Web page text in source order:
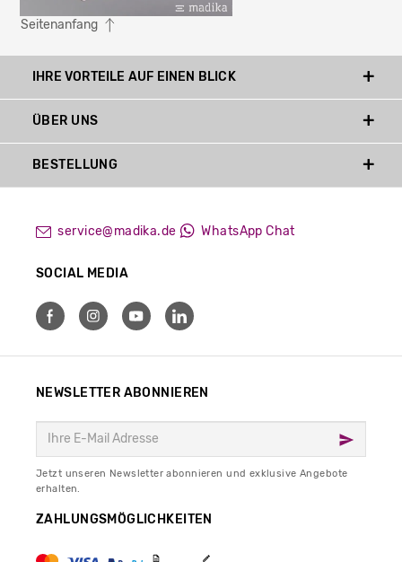
Seitenanfang
IHRE VORTEILE AUF EINEN BLICK
service@madika.de WhatsApp Chat
SOCIAL MEDIA
ÜBER UNS
BESTELLUNG
NEWSLETTER ABONNIEREN
Jetzt unseren Newsletter abonnieren und exklusive Angebote
erhalten.
ZAHLUNGSMÖGLICHKEITEN